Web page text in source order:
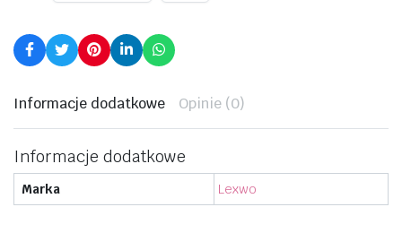
Informacje dodatkowe Opinie (0)
Informacje dodatkowe
Marka Lexwo